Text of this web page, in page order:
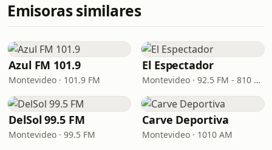
Emisoras similares
Azul FM 101.9
Montevideo · 101.9 FM
El Espectador
Montevideo · 92.5 FM - 810 AM
DelSol 99.5 FM
Montevideo · 99.5 FM
Carve Deportiva
Montevideo · 1010 AM